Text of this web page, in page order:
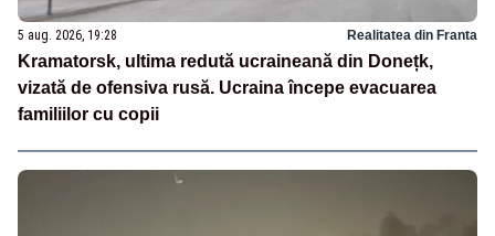
5 aug. 2026, 19:28 Realitatea din Franta
Kramatorsk, ultima redută ucraineană din Donețk,
vizată de ofensiva rusă. Ucraina începe evacuarea
familiilor cu copii